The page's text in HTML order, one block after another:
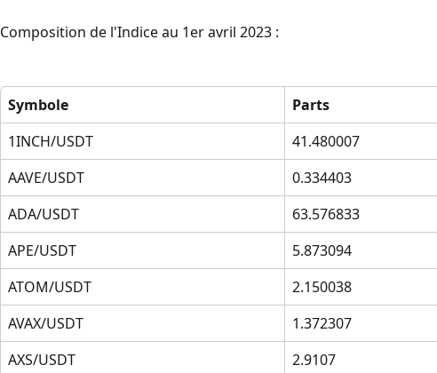
Composition de l'Indice au 1er avril 2023 :
Symbole
Parts
1INCH/USDT
41.480007
AAVE/USDT
0.334403
ADA/USDT
63.576833
APE/USDT
5.873094
ATOM/USDT
2.150038
AVAX/USDT
1.372307
AXS/USDT
2.9107